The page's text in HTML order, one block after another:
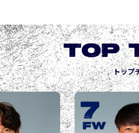
TOP
トップ
9
FW